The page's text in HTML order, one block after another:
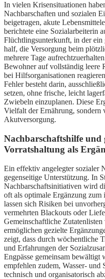
In vielen Krisensituationen
Nachbarschaften und sozialen
beigetragen, akute
berichtete eine Sozialarbeiterin
Flüchtlingsunterkunft, in der ein
half, die Versorgung beim
mehrere Tage
Bewohner auf vollständig leere
bei Hilfsorganisationen
Fehler besteht darin,
setzen, ohne frische, leicht
Zwiebeln einzuplanen. Diese
Vielfalt der Ernährung, sondern
Akutversorgung.
Nachbarschaftshilfe und
Vorratshaltung als
Ein effektiv angelegter sozialer
gegenseitige Unterstützung. In
Nachbarschaftsinitiativen wird
oft als optimale Ergänzung
lassen sich Risiken bei
vermehrten Blackouts oder
Gemeinschaftliche
ermöglichen gezielte
zeigt, dass durch wöchentliche
und Erfahrungen der
Engpässe gemeinsam
empfehlen zudem, Wasser- und
technisch und organisatorisch